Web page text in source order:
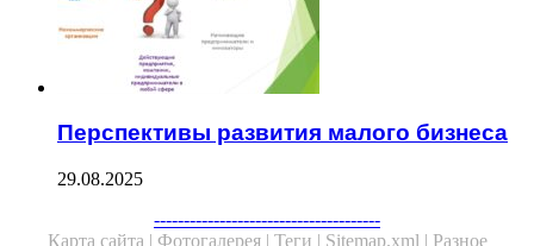
Перспективы развития малого бизнеса
29.08.2025
--------------------------------------
Карта сайта | Фотогалерея | Теги | Sitemap.xml | Разное